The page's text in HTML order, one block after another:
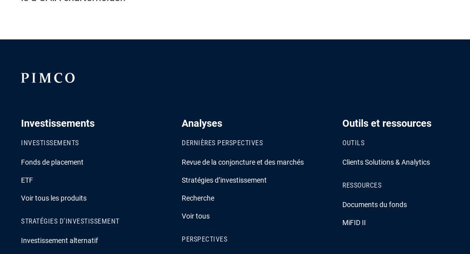
Investissements
INVESTISSEMENTS
Fonds de placement
ETF
Voir tous les produits
STRATÉGIES D’INVESTISSEMENT
Investissement alternatif
Analyses
DERNIÈRES PERSPECTIVES
Revue de la conjoncture et des marchés
Stratégies d’investissement
Recherche
Voir tous
PERSPECTIVES
Outils et ressources
OUTILS
Clients Solutions & Analytics
RESSOURCES
Documents du fonds
MiFID II